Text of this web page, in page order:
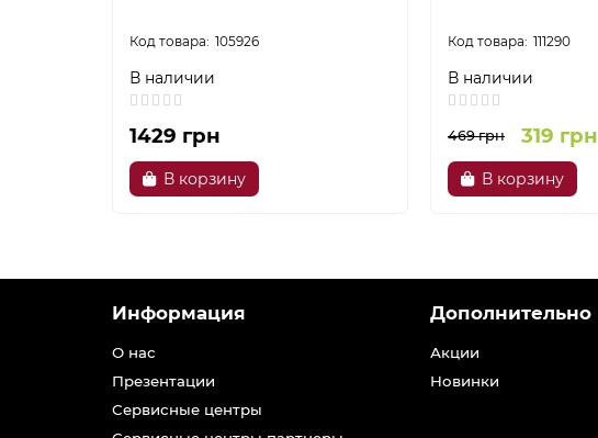
105926
В наличии
1429 грн
В корзину
111290
В наличии
469 грн 319 грн
В корзину
Информация
О нас
Презентации
Сервисные центры
Дополнительно
Акции
Новинки